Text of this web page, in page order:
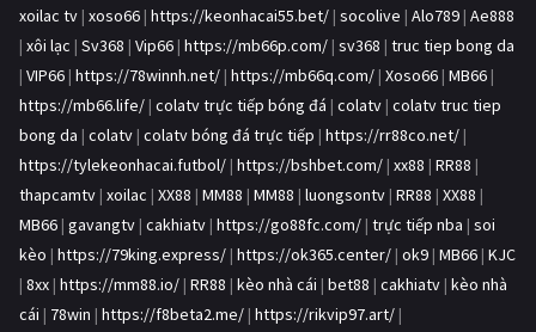
xoilac tv | xoso66 | https://keonhacai55.bet/ | socolive | Alo789 | Ae888
| xôi lạc | Sv368 | Vip66 | https://mb66p.com/ | sv368 | truc tiep bong da
| VIP66 | https://78winnh.net/ | https://mb66q.com/ | Xoso66 | MB66 |
https://mb66.life/ | colatv trực tiếp bóng đá | colatv | colatv truc tiep
bong da | colatv | colatv bóng đá trực tiếp | https://rr88co.net/ |
https://tylekeonhacai.futbol/ | https://bshbet.com/ | xx88 | RR88 |
thapcamtv | xoilac | XX88 | MM88 | MM88 | luongsontv | RR88 | XX88 |
MB66 | gavangtv | cakhiatv | https://go88fc.com/ | trực tiếp nba | soi
kèo | https://79king.express/ | https://ok365.center/ | ok9 | MB66 | KJC
| 8xx | https://mm88.io/ | RR88 | kèo nhà cái | bet88 | cakhiatv | kèo nhà
cái | 78win | https://f8beta2.me/ | https://rikvip97.art/ |